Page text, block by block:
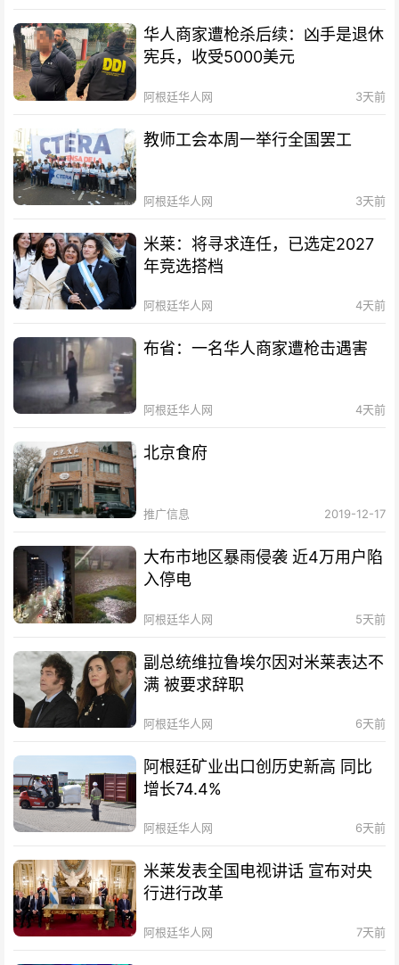
华人商家遭枪杀后续：凶手是退休
宪兵，收受5000美元
阿根廷华人网 3天前
教师工会本周一举行全国罢工
阿根廷华人网 3天前
米莱：将寻求连任，已选定2027
年竞选搭档
阿根廷华人网 4天前
布省：一名华人商家遭枪击遇害
阿根廷华人网 4天前
北京食府
推广信息 2019-12-17
大布市地区暴雨侵袭 近4万用户陷
入停电
阿根廷华人网 5天前
副总统维拉鲁埃尔因对米莱表达不
满 被要求辞职
阿根廷华人网 6天前
阿根廷矿业出口创历史新高 同比
增长74.4%
阿根廷华人网 6天前
米莱发表全国电视讲话 宣布对央
行进行改革
阿根廷华人网 7天前